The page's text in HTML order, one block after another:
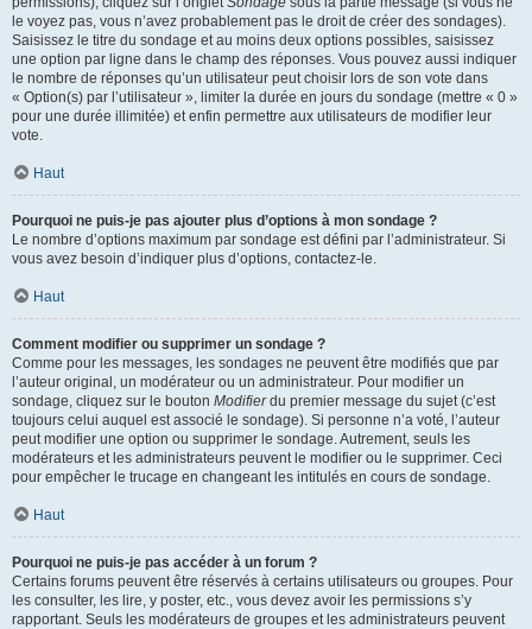
le voyez pas, vous n’avez probablement pas le droit de créer des sondages).
Saisissez le titre du sondage et au moins deux options possibles, saisissez
une option par ligne dans le champ des réponses. Vous pouvez aussi indiquer
le nombre de réponses qu’un utilisateur peut choisir lors de son vote dans
« Option(s) par l’utilisateur », limiter la durée en jours du sondage (mettre « 0 »
pour une durée illimitée) et enfin permettre aux utilisateurs de modifier leur
vote.
Haut
Pourquoi ne puis-je pas ajouter plus d’options à mon sondage ?
Le nombre d’options maximum par sondage est défini par l’administrateur. Si
vous avez besoin d’indiquer plus d’options, contactez-le.
Haut
Comment modifier ou supprimer un sondage ?
Comme pour les messages, les sondages ne peuvent être modifiés que par
l’auteur original, un modérateur ou un administrateur. Pour modifier un
sondage, cliquez sur le bouton Modifierdu premier message du sujet (c’est
toujours celui auquel est associé le sondage). Si personne n’a voté, l’auteur
peut modifier une option ou supprimer le sondage. Autrement, seuls les
modérateurs et les administrateurs peuvent le modifier ou le supprimer. Ceci
pour empêcher le trucage en changeant les intitulés en cours de sondage.
Haut
Pourquoi ne puis-je pas accéder à un forum ?
Certains forums peuvent être réservés à certains utilisateurs ou groupes. Pour
les consulter, les lire, y poster, etc., vous devez avoir les permissions s’y
rapportant. Seuls les modérateurs de groupes et les administrateurs peuvent